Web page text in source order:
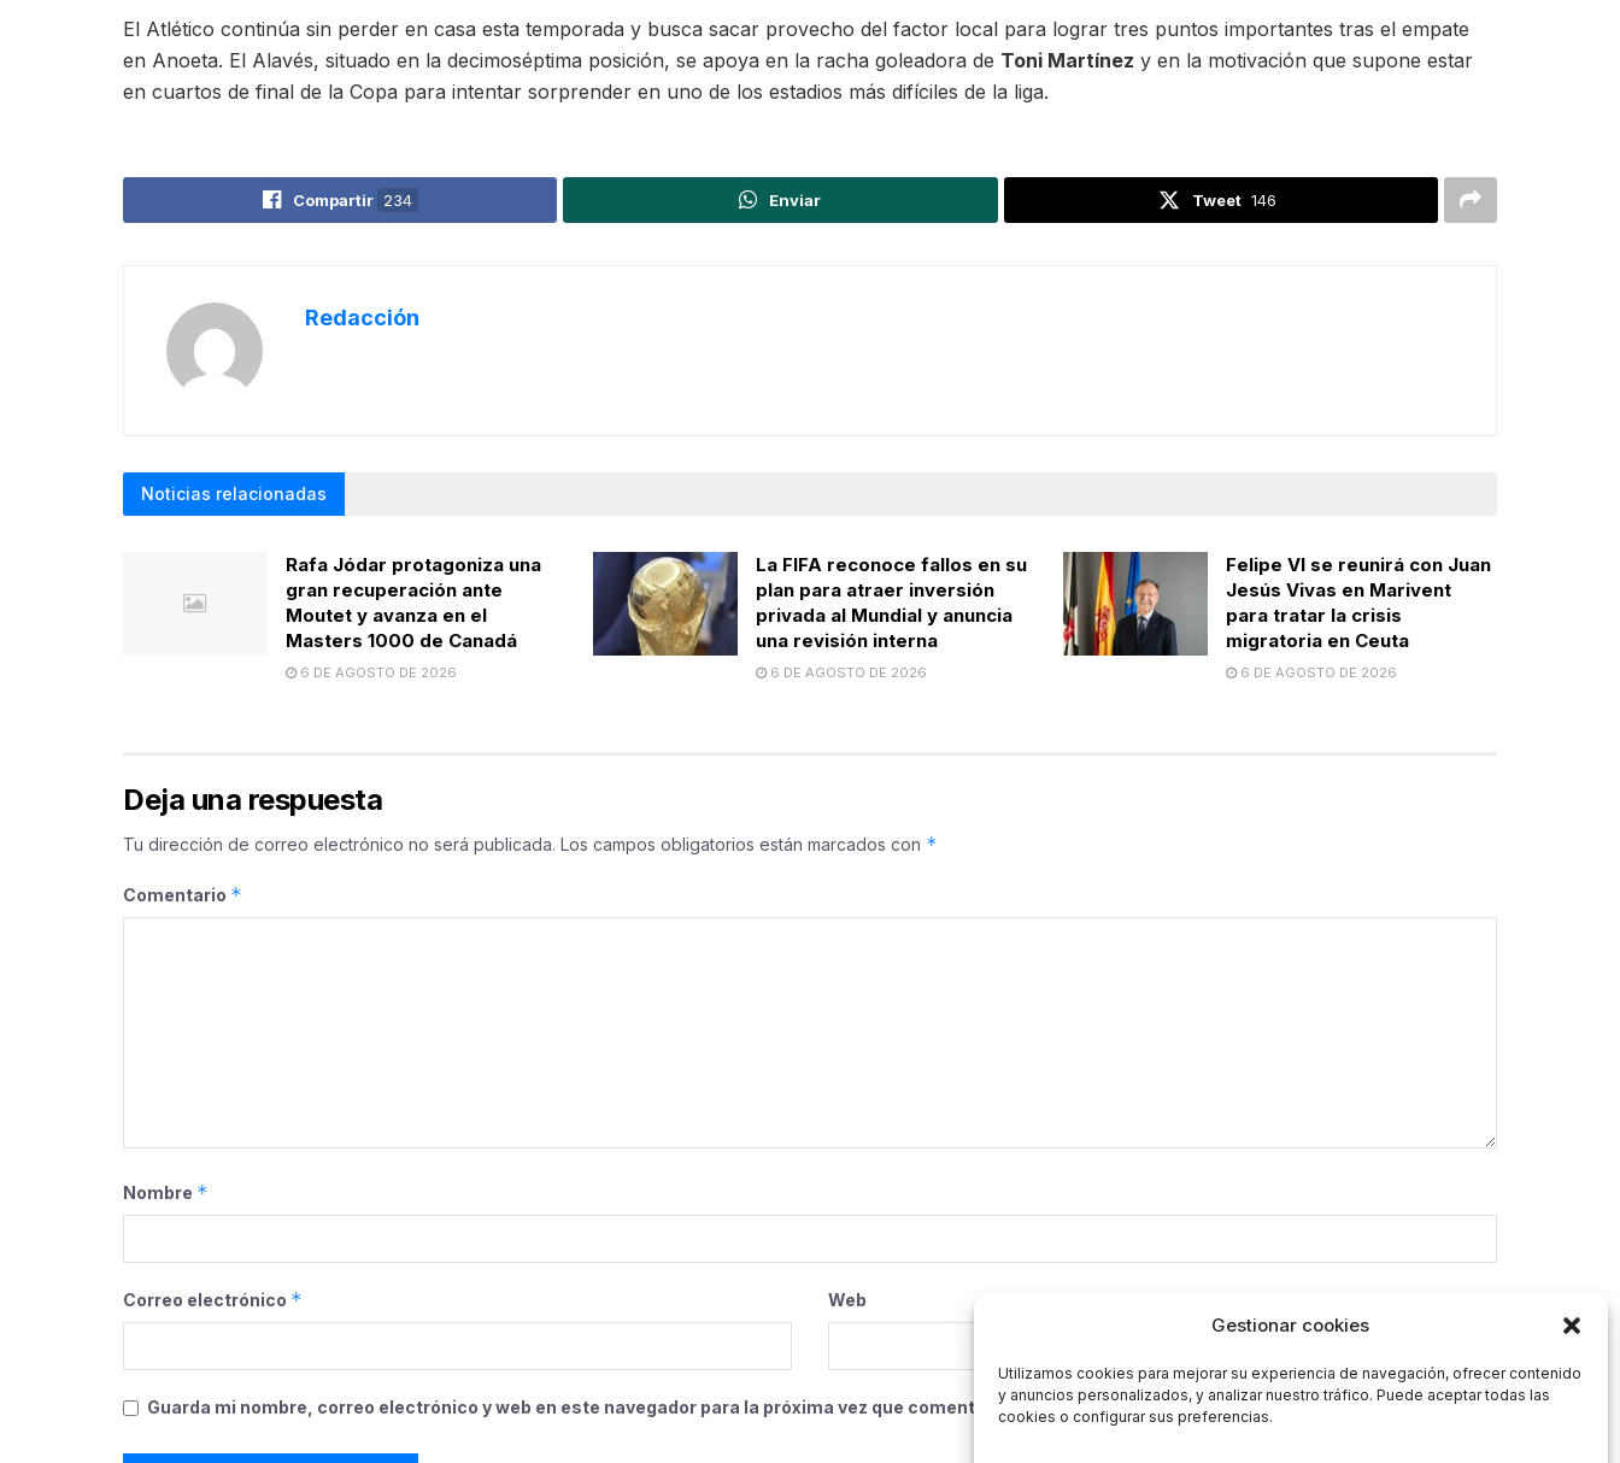
Gestionar cookies
Utilizamos cookies para mejorar su experiencia de navegación, ofrecer contenido
y anuncios personalizados, y analizar nuestro tráfico. Puede aceptar todas las
cookies o configurar sus preferencias.
El Atlético continúa sin perder en casa esta temporada y busca sacar provecho del factor local para lograr tres puntos importantes tras el empate
en Anoeta. El Alavés, situado en la decimoséptima posición, se apoya en la racha goleadora de Toni Martínez y en la motivación que supone estar
en cuartos de final de la Copa para intentar sorprender en uno de los estadios más difíciles de la liga.
Compartir 234 Enviar Tweet 146
Redacción
Noticias relacionadas
Rafa Jódar protagoniza una
gran recuperación ante
Moutet y avanza en el
Masters 1000 de Canadá
6 DE AGOSTO DE 2026
La FIFA reconoce fallos en su
plan para atraer inversión
privada al Mundial y anuncia
una revisión interna
6 DE AGOSTO DE 2026
Felipe VI se reunirá con Juan
Jesús Vivas en Marivent
para tratar la crisis
migratoria en Ceuta
6 DE AGOSTO DE 2026
Deja una respuesta
Tu dirección de correo electrónico no será publicada. Los campos obligatorios están marcados con *
Comentario *
Nombre *
Correo electrónico * Web
Guarda mi nombre, correo electrónico y web en este navegador para la próxima vez que comente.